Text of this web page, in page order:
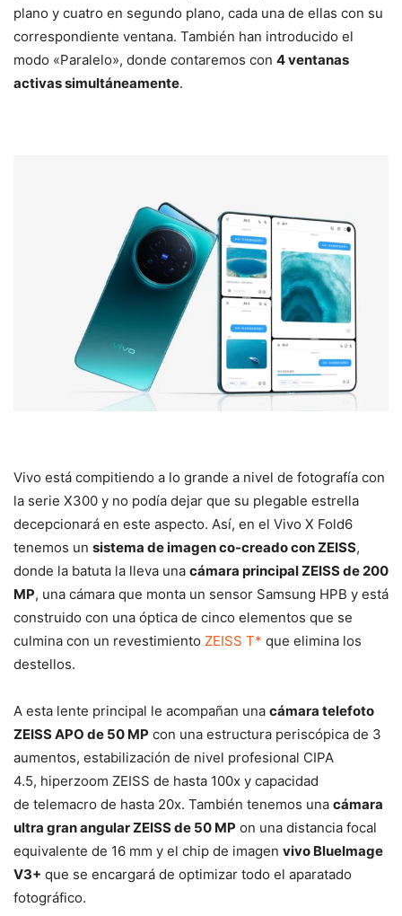
plano y cuatro en segundo plano, cada una de ellas con su
correspondiente ventana. También han introducido el
modo «Paralelo», donde contaremos con 4 ventanas
activas simultáneamente.
Vivo está compitiendo a lo grande a nivel de fotografía con
la serie X300 y no podía dejar que su plegable estrella
decepcionará en este aspecto. Así, en el Vivo X Fold6
tenemos un sistema de imagen co-creado con ZEISS,
donde la batuta la lleva una cámara principal ZEISS de 200
MP, una cámara que monta un sensor Samsung HPB y está
construido con una óptica de cinco elementos que se
culmina con un revestimiento ZEISS T* que elimina los
destellos.
A esta lente principal le acompañan una cámara telefoto
ZEISS APO de 50 MP con una estructura periscópica de 3
aumentos, estabilización de nivel profesional CIPA
4.5, hiperzoom ZEISS de hasta 100x y capacidad
de telemacro de hasta 20x. También tenemos una cámara
ultra gran angular ZEISS de 50 MP on una distancia focal
equivalente de 16 mm y el chip de imagen vivo BlueImage
V3+ que se encargará de optimizar todo el aparatado
fotográfico.